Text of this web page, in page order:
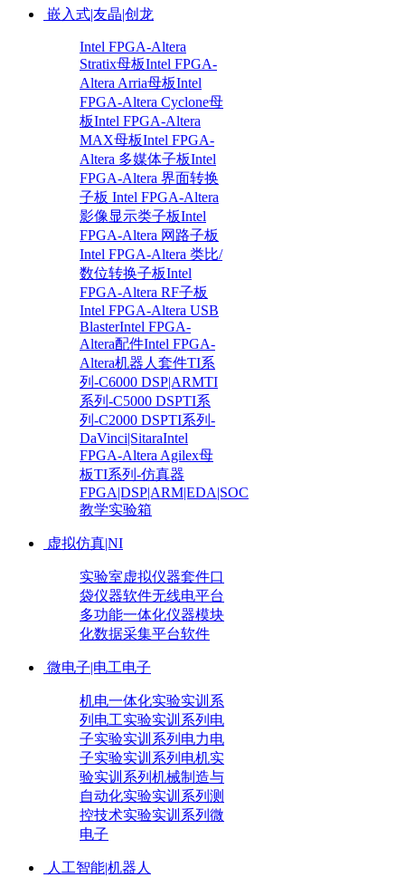
嵌入式|友晶|创龙
Intel FPGA-Altera
Stratix母板Intel FPGA-
Altera Arria母板Intel
FPGA-Altera Cyclone母
板Intel FPGA-Altera
MAX母板Intel FPGA-
Altera 多媒体子板Intel
FPGA-Altera 界面转换
子板 Intel FPGA-Altera
影像显示类子板Intel
FPGA-Altera 网路子板
Intel FPGA-Altera 类比/
数位转换子板Intel
FPGA-Altera RF子板
Intel FPGA-Altera USB
BlasterIntel FPGA-
Altera配件Intel FPGA-
Altera机器人套件TI系
列-C6000 DSP|ARMTI
系列-C5000 DSPTI系
列-C2000 DSPTI系列-
DaVinci|SitaraIntel
FPGA-Altera Agilex母
板TI系列-仿真器
FPGA|DSP|ARM|EDA|SOC
教学实验箱
虚拟仿真|NI
实验室虚拟仪器套件口
袋仪器软件无线电平台
多功能一体化仪器模块
化数据采集平台软件
微电子|电工电子
机电一体化实验实训系
列 电工实验实训系列 电
子实验实训系列 电力电
子实验实训系列 电机实
验实训系列 机械制造与
自动化实验实训系列 测
控技术实验实训系列 微
电子
人工智能|机器人